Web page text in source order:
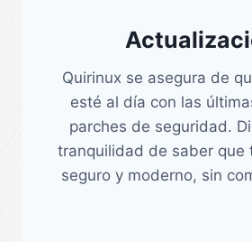
Quirinux se asegura de
esté al día con las
parches de seguridad.
tranquilidad de saber que
seguro y moderno, sin